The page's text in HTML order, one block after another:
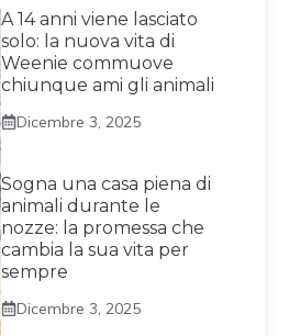
A 14 anni viene lasciato
solo: la nuova vita di
Weenie commuove
chiunque ami gli animali
Dicembre 3, 2025
Sogna una casa piena di
animali durante le
nozze: la promessa che
cambia la sua vita per
sempre
Dicembre 3, 2025